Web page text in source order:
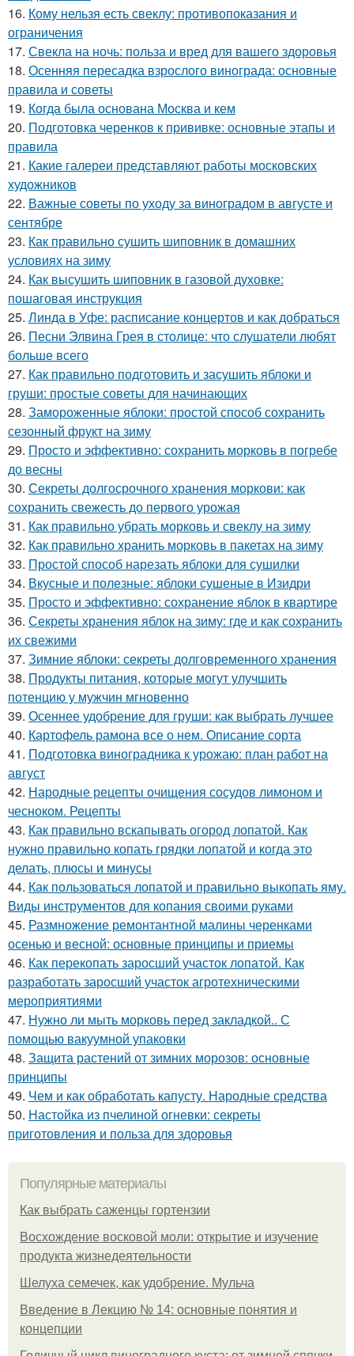
16. Кому нельзя есть свеклу: противопоказания и
ограничения
17. Свекла на ночь: польза и вред для вашего здоровья
18. Осенняя пересадка взрослого винограда: основные
правила и советы
19. Когда была основана Москва и кем
20. Подготовка черенков к прививке: основные этапы и
правила
21. Какие галереи представляют работы московских
художников
22. Важные советы по уходу за виноградом в августе и
сентябре
23. Как правильно сушить шиповник в домашних
условиях на зиму
24. Как высушить шиповник в газовой духовке:
пошаговая инструкция
25. Линда в Уфе: расписание концертов и как добраться
26. Песни Элвина Грея в столице: что слушатели любят
больше всего
27. Как правильно подготовить и засушить яблоки и
груши: простые советы для начинающих
28. Замороженные яблоки: простой способ сохранить
сезонный фрукт на зиму
29. Просто и эффективно: сохранить морковь в погребе
до весны
30. Секреты долгосрочного хранения моркови: как
сохранить свежесть до первого урожая
31. Как правильно убрать морковь и свеклу на зиму
32. Как правильно хранить морковь в пакетах на зиму
33. Простой способ нарезать яблоки для сушилки
34. Вкусные и полезные: яблоки сушеные в Изидри
35. Просто и эффективно: сохранение яблок в квартире
36. Секреты хранения яблок на зиму: где и как сохранить
их свежими
37. Зимние яблоки: секреты долговременного хранения
38. Продукты питания, которые могут улучшить
потенцию у мужчин мгновенно
39. Осеннее удобрение для груши: как выбрать лучшее
40. Картофель рамона все о нем. Описание сорта
41. Подготовка виноградника к урожаю: план работ на
август
42. Народные рецепты очищения сосудов лимоном и
чесноком. Рецепты
43. Как правильно вскапывать огород лопатой. Как
нужно правильно копать грядки лопатой и когда это
делать, плюсы и минусы
44. Как пользоваться лопатой и правильно выкопать яму.
Виды инструментов для копания своими руками
45. Размножение ремонтантной малины черенками
осенью и весной: основные принципы и приемы
46. Как перекопать заросший участок лопатой. Как
разработать заросший участок агротехническими
мероприятиями
47. Нужно ли мыть морковь перед закладкой.. С
помощью вакуумной упаковки
48. Защита растений от зимних морозов: основные
принципы
49. Чем и как обработать капусту. Народные средства
50. Настойка из пчелиной огневки: секреты
приготовления и польза для здоровья
Популярные материалы
Как выбрать саженцы гортензии
Восхождение восковой моли: открытие и изучение
продукта жизнедеятельности
Шелуха семечек, как удобрение. Мульча
Введение в Лекцию № 14: основные понятия и
концепции